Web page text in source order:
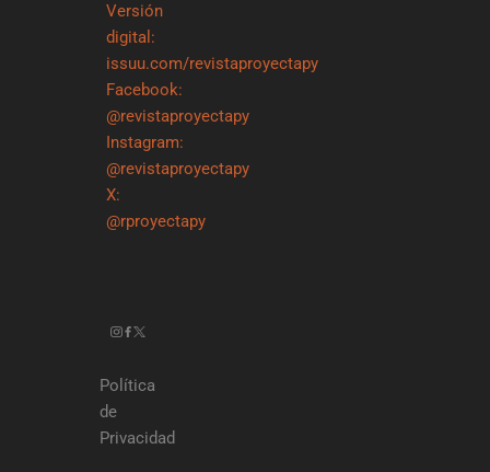
Versión
digital:
issuu.com/revistaproyectapy
Facebook:
@revistaproyectapy
Instagram:
@revistaproyectapy
X:
@rproyectapy
Política
de
Privacidad